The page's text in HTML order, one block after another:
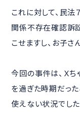
これに対して、民法
関係不存在確認訴
こせますし、お子さ
今回の事件は、Ｘち
を過ぎた時期だっ
使えない状況でした